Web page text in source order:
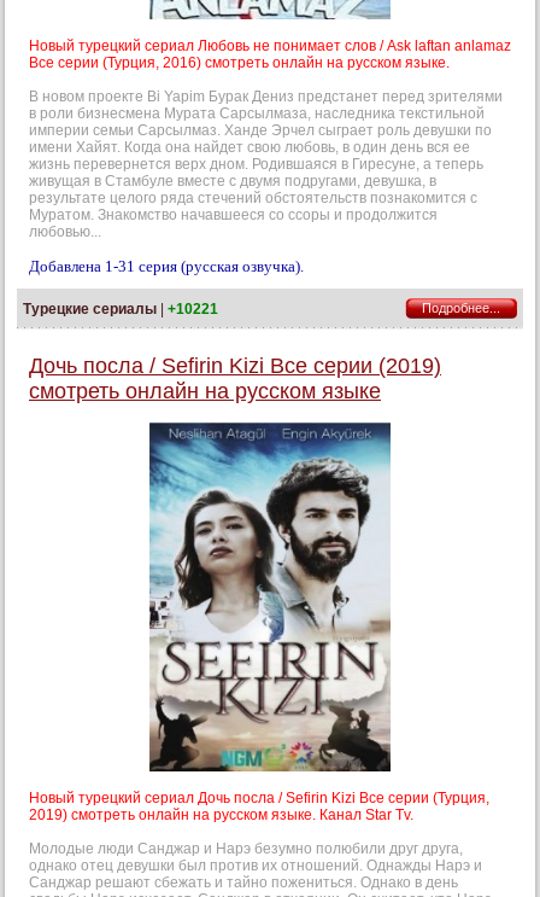
Новый турецкий сериал Любовь не понимает слов / Ask laftan anlamaz
Все серии (Турция, 2016) смотреть онлайн на русском языке.
В новом проекте Bi Yapim Бурак Дениз предстанет перед зрителями
в роли бизнесмена Мурата Сарсылмаза, наследника текстильной
империи семьи Сарсылмаз. Ханде Эрчел сыграет роль девушки по
имени Хайят. Когда она найдет свою любовь, в один день вся ее
жизнь перевернется верх дном. Родившаяся в Гиресуне, а теперь
живущая в Стамбуле вместе с двумя подругами, девушка, в
результате целого ряда стечений обстоятельств познакомится с
Муратом. Знакомство начавшееся со ссоры и продолжится
любовью...
Добавлена 1-31 серия (русская озвучка).
Турецкие сериалы +10221 Подробнее...
Дочь посла / Sefirin Kizi Все серии (2019)
смотреть онлайн на русском языке
Новый турецкий сериал Дочь посла / Sefirin Kizi Все серии (Турция,
2019) смотреть онлайн на русском языке. Канал Star Tv.
Молодые люди Санджар и Нарэ безумно полюбили друг друга,
однако отец девушки был против их отношений. Однажды Нарэ и
Санджар решают сбежать и тайно пожениться. Однако в день